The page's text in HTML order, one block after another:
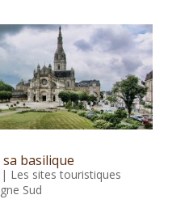
sa basilique
| Les sites touristiques
Sud